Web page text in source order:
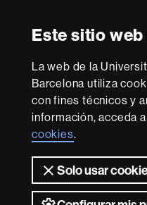
Este sitio
La web de la
Barcelona utiliza
con fines técnicos y
información, acceda
cookies.
Solo usar
Sobre
esta
web Aviso legal
web Accesibilidad
Somos una universidad
flexible, adecuada a las
adaptada a los
conocimiento. La UAB